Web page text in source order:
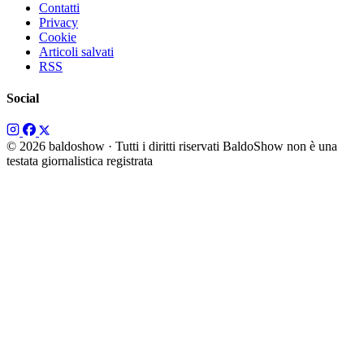
Contatti
Privacy
Cookie
Articoli salvati
RSS
Social
© 2026 baldoshow · Tutti i diritti riservati BaldoShow non è una
testata giornalistica registrata